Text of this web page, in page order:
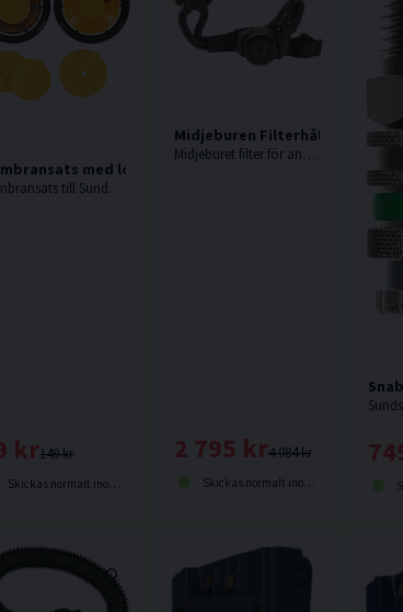
0605
med lock till SR 100
Membransats till Sundström masken SR 100.
149 kr
kr
Skickas normalt inom 2-5 dagar
Midjeburen Filterhållare
Midjeburet filter för anslutning till SR 900, levereras med bälte och dubbelslang SR 952.
4 084 kr
2 795 kr
Skickas normalt inom 1-3 dagar